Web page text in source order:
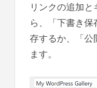
リンクの追加
ら、「下書き
存するか、「公
ます。